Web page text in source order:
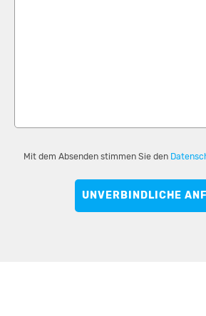
Mit dem Absenden stimmen Sie den
UNVERBINDLICHE